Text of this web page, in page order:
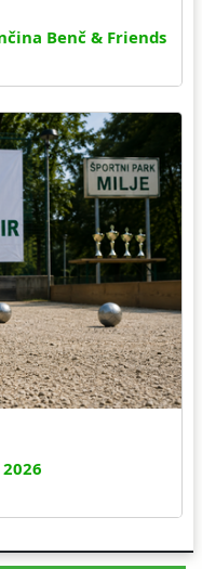
Benč & Friends
2026